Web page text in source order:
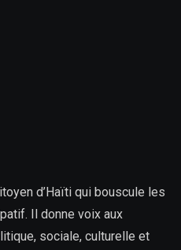
d’Haïti qui bouscule les
Il donne voix aux
sociale, culturelle et